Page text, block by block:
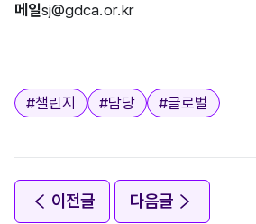
메일sj@gdca.or.kr
태그
#챌린지 #담당 #글로벌
이전글 다음글